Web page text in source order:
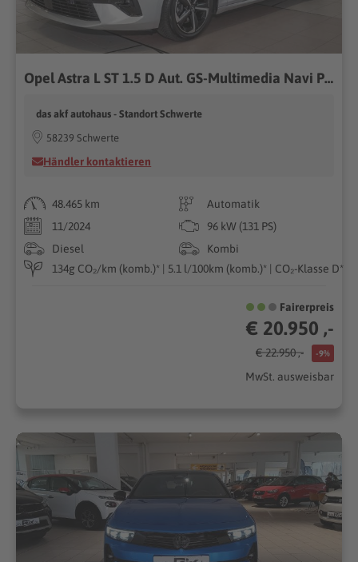
Opel Astra L ST 1.5 D Aut. GS-Multimedia Navi Pro*AHK
das akf autohaus - Standort Schwerte
58239 Schwerte
Händler kontaktieren
48.465 km
Automatik
11/2024
96 kW (131 PS)
Diesel
Kombi
134g CO₂/km (komb.)* | 5.1 l/100km (komb.)* | CO₂-Klasse D*
Fairerpreis
€ 20.950 ,-
€ 22.950 ,- -9%
MwSt. ausweisbar